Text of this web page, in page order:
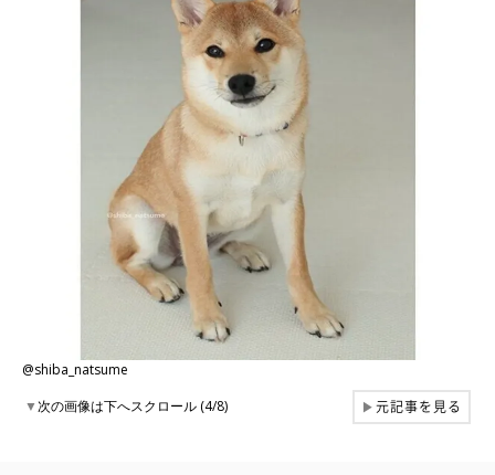
@shiba_natsume
▼次の画像は下へスクロール (4/8) ▶元記事を見る